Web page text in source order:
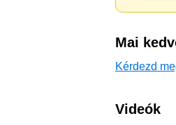
Mai
Kérdezd
Videók